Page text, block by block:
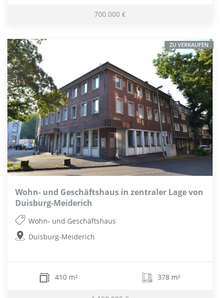
700.000 €
Wohn- und Geschäftshaus in zentraler Lage von
Duisburg-Meiderich
Wohn- und Geschäftshaus
Duisburg-Meiderich
410 m² 378 m²
ZU VERKAUFEN